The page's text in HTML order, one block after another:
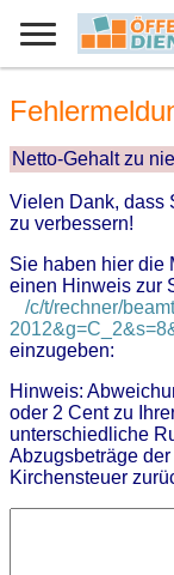
Netto-Gehalt zu
Vielen Dank, dass
zu verbessern!
Sie haben hier die
einen Hinweis zur
/c/t/rechner/
einzugeben:
Hinweis:
oder 2 Cent zu
unterschiedliche
Abzugsbeträge
Kirchensteuer